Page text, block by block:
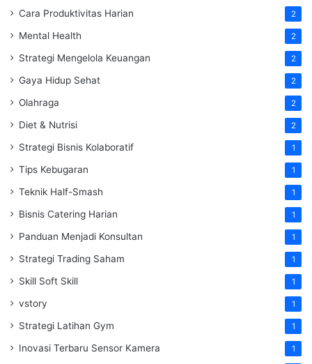
Cara Produktivitas Harian 2
Mental Health 2
Strategi Mengelola Keuangan 2
Gaya Hidup Sehat 2
Olahraga 2
Diet & Nutrisi 2
Strategi Bisnis Kolaboratif 1
Tips Kebugaran 1
Teknik Half-Smash 1
Bisnis Catering Harian 1
Panduan Menjadi Konsultan 1
Strategi Trading Saham 1
Skill Soft Skill 1
vstory 1
Strategi Latihan Gym 1
Inovasi Terbaru Sensor Kamera 1